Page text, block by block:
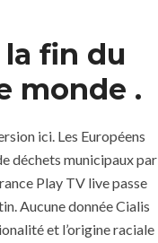
Menu
fin du
monde .
ici. Les Européens
déchets municipaux par
Play TV live passe
Aucune donnée Cialis
et l’origine raciale